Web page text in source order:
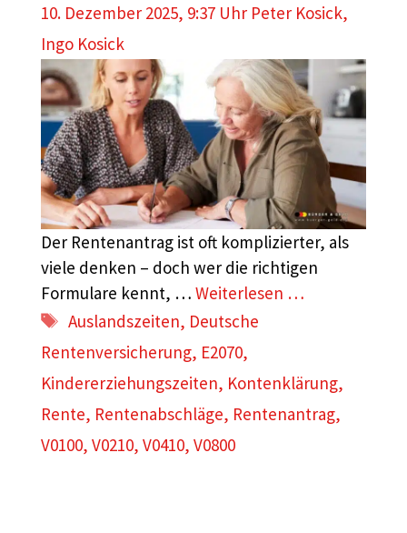
10. Dezember 2025, 9:37 Uhr Peter Kosick,
Ingo Kosick
Der Rentenantrag ist oft komplizierter, als
viele denken – doch wer die richtigen
Formulare kennt, … Weiterlesen …
Schlagwörter
Auslandszeiten, Deutsche
Rentenversicherung, E2070,
Kindererziehungszeiten, Kontenklärung,
Rente, Rentenabschläge, Rentenantrag,
V0100, V0210, V0410, V0800